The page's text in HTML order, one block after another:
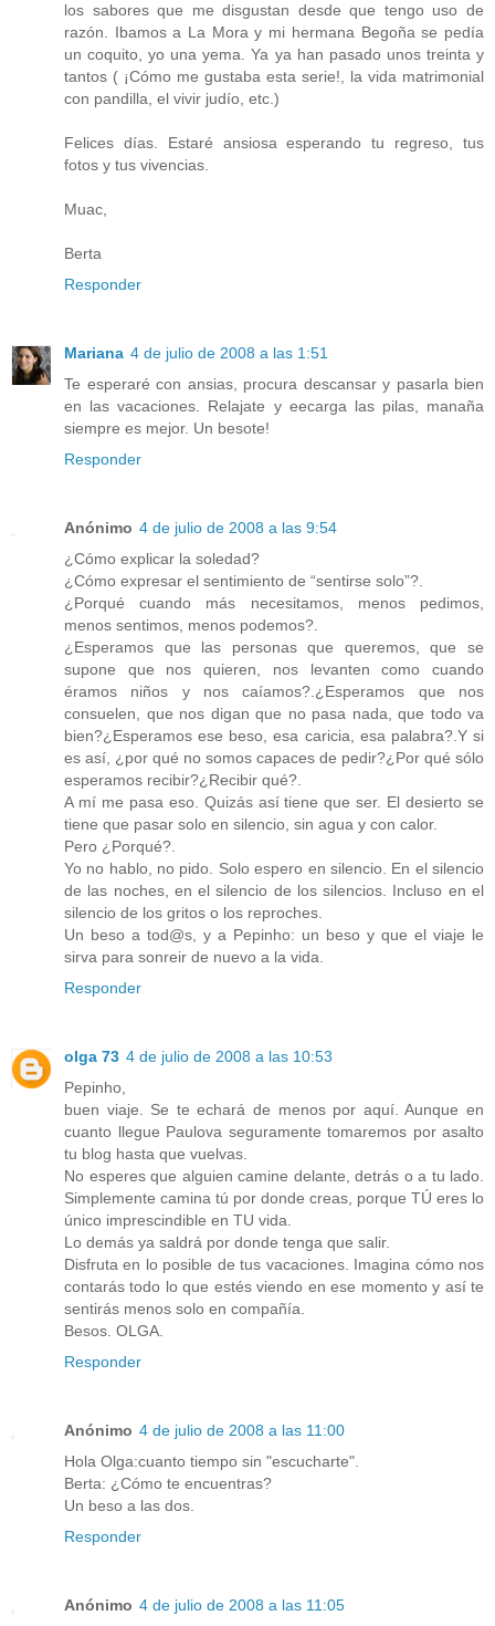
los sabores que me disgustan desde que tengo uso de
razón. Ibamos a La Mora y mi hermana Begoña se pedía
un coquito, yo una yema. Ya ya han pasado unos treinta y
tantos ( ¡Cómo me gustaba esta serie!, la vida matrimonial
con pandilla, el vivir judío, etc.)
Felices días. Estaré ansiosa esperando tu regreso, tus
fotos y tus vivencias.
Muac,
Berta
Responder
Mariana 4 de julio de 2008 a las 1:51
Te esperaré con ansias, procura descansar y pasarla bien
en las vacaciones. Relajate y eecarga las pilas, manaña
siempre es mejor. Un besote!
Responder
Anónimo 4 de julio de 2008 a las 9:54
¿Cómo explicar la soledad?
¿Cómo expresar el sentimiento de “sentirse solo”?.
¿Porqué cuando más necesitamos, menos pedimos,
menos sentimos, menos podemos?.
¿Esperamos que las personas que queremos, que se
supone que nos quieren, nos levanten como cuando
éramos niños y nos caíamos?.¿Esperamos que nos
consuelen, que nos digan que no pasa nada, que todo va
bien?¿Esperamos ese beso, esa caricia, esa palabra?.Y si
es así, ¿por qué no somos capaces de pedir?¿Por qué sólo
esperamos recibir?¿Recibir qué?.
A mí me pasa eso. Quizás así tiene que ser. El desierto se
tiene que pasar solo en silencio, sin agua y con calor.
Pero ¿Porqué?.
Yo no hablo, no pido. Solo espero en silencio. En el silencio
de las noches, en el silencio de los silencios. Incluso en el
silencio de los gritos o los reproches.
Un beso a tod@s, y a Pepinho: un beso y que el viaje le
sirva para sonreir de nuevo a la vida.
Responder
olga 73 4 de julio de 2008 a las 10:53
Pepinho,
buen viaje. Se te echará de menos por aquí. Aunque en
cuanto llegue Paulova seguramente tomaremos por asalto
tu blog hasta que vuelvas.
No esperes que alguien camine delante, detrás o a tu lado.
Simplemente camina tú por donde creas, porque TÚ eres lo
único imprescindible en TU vida.
Lo demás ya saldrá por donde tenga que salir.
Disfruta en lo posible de tus vacaciones. Imagina cómo nos
contarás todo lo que estés viendo en ese momento y así te
sentirás menos solo en compañía.
Besos. OLGA.
Responder
Anónimo 4 de julio de 2008 a las 11:00
Hola Olga:cuanto tiempo sin "escucharte".
Berta: ¿Cómo te encuentras?
Un beso a las dos.
Responder
Anónimo 4 de julio de 2008 a las 11:05